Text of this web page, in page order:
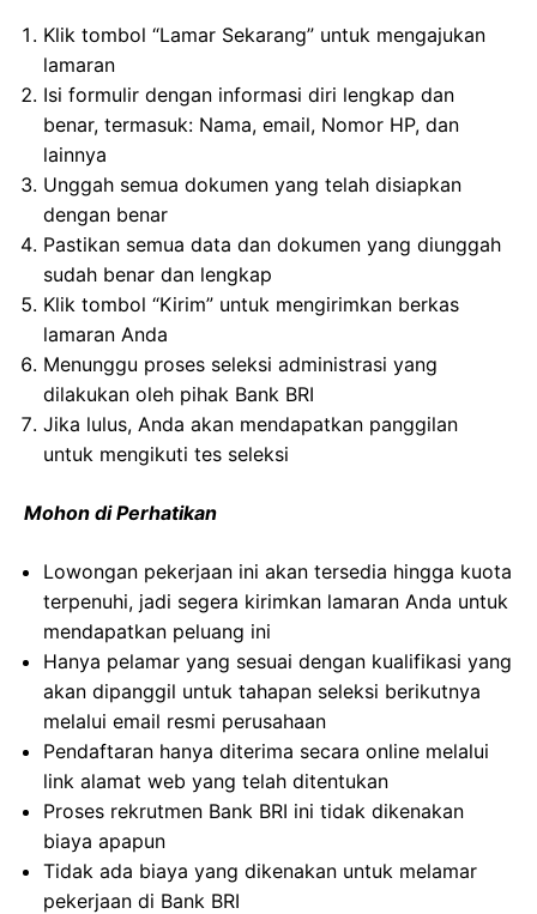
Klik tombol “Lamar Sekarang” untuk mengajukan
lamaran
Isi formulir dengan informasi diri lengkap dan
benar, termasuk: Nama, email, Nomor HP, dan
lainnya
Unggah semua dokumen yang telah disiapkan
dengan benar
Pastikan semua data dan dokumen yang diunggah
sudah benar dan lengkap
Klik tombol “Kirim” untuk mengirimkan berkas
lamaran Anda
Menunggu proses seleksi administrasi yang
dilakukan oleh pihak Bank BRI
Jika lulus, Anda akan mendapatkan panggilan
untuk mengikuti tes seleksi
Mohon di Perhatikan
Lowongan pekerjaan ini akan tersedia hingga kuota
terpenuhi, jadi segera kirimkan lamaran Anda untuk
mendapatkan peluang ini
Hanya pelamar yang sesuai dengan kualifikasi yang
akan dipanggil untuk tahapan seleksi berikutnya
melalui email resmi perusahaan
Pendaftaran hanya diterima secara online melalui
link alamat web yang telah ditentukan
Proses rekrutmen Bank BRI ini tidak dikenakan
biaya apapun
Tidak ada biaya yang dikenakan untuk melamar
pekerjaan di Bank BRI